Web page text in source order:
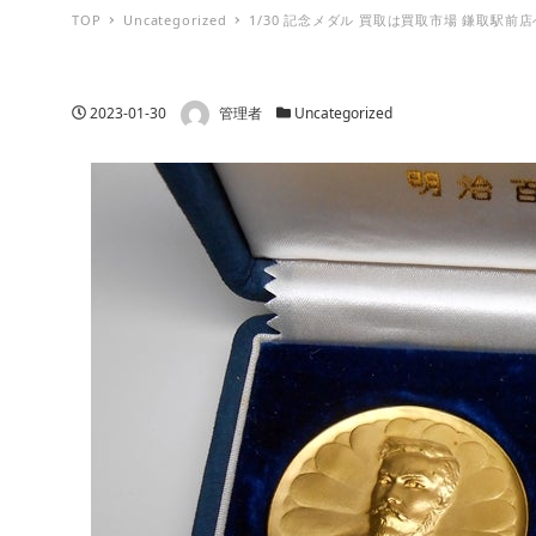
TOP Uncategorized 1/30 記念メダル 買取は買取市場 鎌取駅前店
投稿日
2023-01-30 著者 管理者 カテゴリー
Uncategorized